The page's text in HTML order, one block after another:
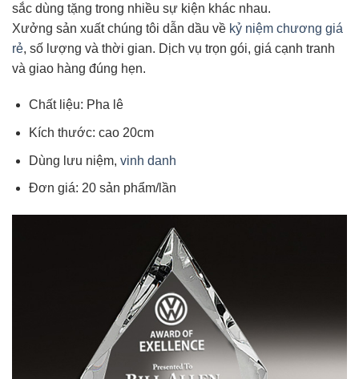
sắc dùng tặng trong nhiều sự kiện khác nhau.
Xưởng sản xuất chúng tôi dẫn dầu về kỷ niệm chương giá
rẻ, số lượng và thời gian. Dịch vụ trọn gói, giá cạnh tranh
và giao hàng đúng hẹn.
Chất liệu: Pha lê
Kích thước: cao 20cm
Dùng lưu niệm, vinh danh
Đơn giá: 20 sản phẩm/lần